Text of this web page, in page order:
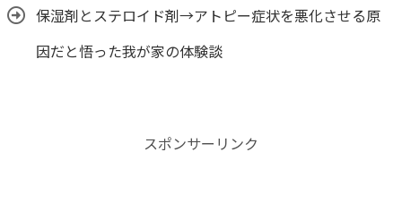
保湿剤とステロイド剤→アトピー症状を悪化させる原
因だと悟った我が家の体験談
スポンサーリンク